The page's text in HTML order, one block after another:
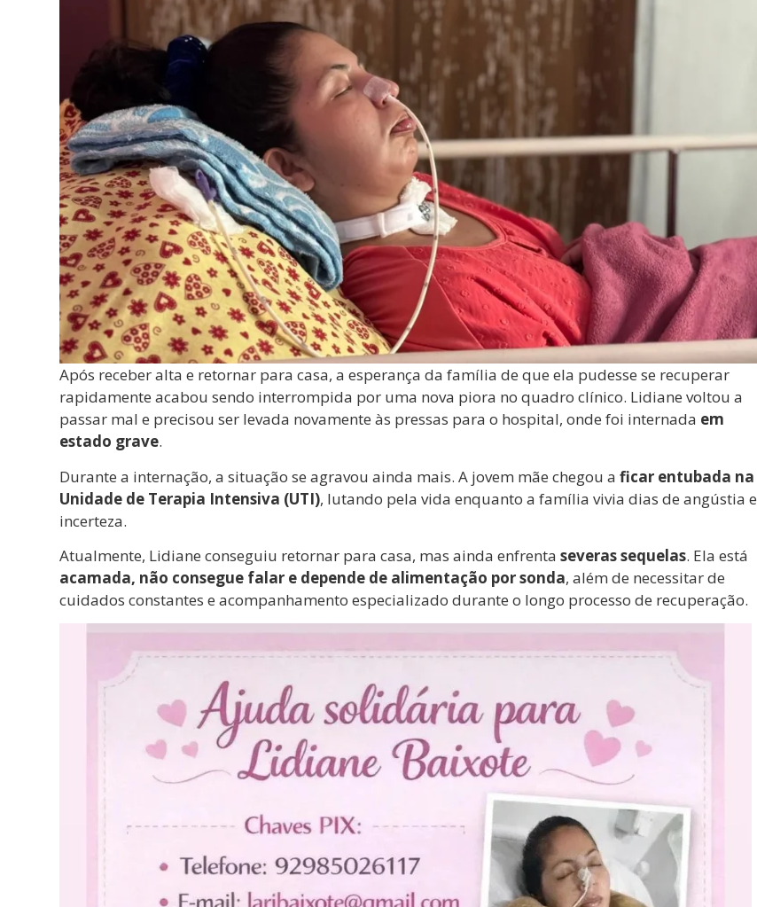
Após receber alta e retornar para casa, a esperança da família de que ela pudesse se recuperar
rapidamente acabou sendo interrompida por uma nova piora no quadro clínico. Lidiane voltou a
passar mal e precisou ser levada novamente às pressas para o hospital, onde foi internada em
estado grave.
Durante a internação, a situação se agravou ainda mais. A jovem mãe chegou a ficar entubada na
Unidade de Terapia Intensiva (UTI), lutando pela vida enquanto a família vivia dias de angústia e
incerteza.
Atualmente, Lidiane conseguiu retornar para casa, mas ainda enfrenta severas sequelas. Ela está
acamada, não consegue falar e depende de alimentação por sonda, além de necessitar de
cuidados constantes e acompanhamento especializado durante o longo processo de recuperação.